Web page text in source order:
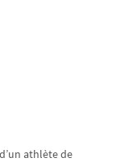
athlète de